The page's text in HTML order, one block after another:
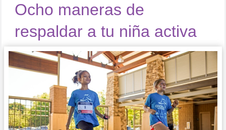
Ocho maneras de
respaldar a tu niña activa